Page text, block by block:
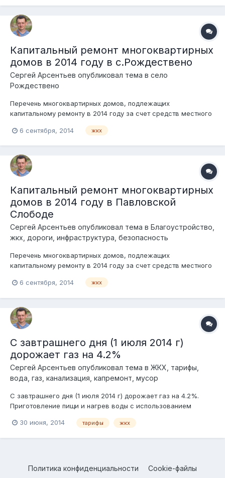
Капитальный ремонт многоквартирных
домов в 2014 году в с.Рождествено
Сергей Арсентьев опубликовал тема в село
Рождествено
Перечень многоквартирных домов, подлежащих
капитальному ремонту в 2014 году за счет средств местного
НКО «Фонд капитального ремонта общего имущества
Микрорайонная, д. 2, стоимость ремонта 4,2 млн. р...
6 сентября, 2014 жкх
Капитальный ремонт многоквартирных
домов в 2014 году в Павловской
Слободе
Сергей Арсентьев опубликовал тема в Благоустройство,
жкх, дороги, инфраструктура, безопасность
Перечень многоквартирных домов, подлежащих
капитальному ремонту в 2014 году за счет средств местного
бюджета с предоставлением финансовой поддержки за счет
НКО «Фонд капитального ремонта общего имущества
Дзержинского, д. 4, стоимость ремонта 4,6...
6 сентября, 2014 жкх
С завтрашнего дня (1 июля 2014 г)
дорожает газ на 4.2%
Сергей Арсентьев опубликовал тема в ЖКХ, тарифы,
вода, газ, канализация, капремонт, мусор
С завтрашнего дня (1 июля 2014 г) дорожает газ на 4.2%.
Приготовление пищи и нагрев воды с использованием
пищи и нагрев воды с использованием газовой плиты и
30 июня, 2014 тарифы жкх
Политика конфиденциальности Cookie-файлы